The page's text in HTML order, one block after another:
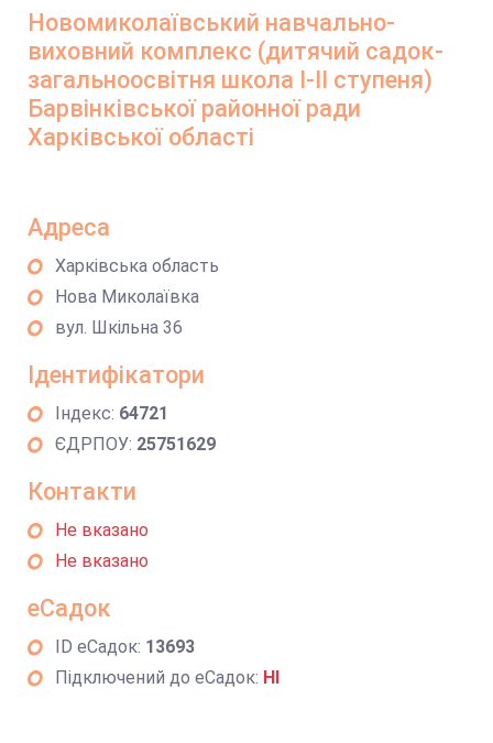
Новомиколаївський навчально-
виховний комплекс (дитячий садок-
загальноосвітня школа І-ІІ ступеня)
Барвінківської районної ради
Харківської області
Адреса
Харківська область
Нова Миколаївка
вул. Шкільна 36
Ідентифікатори
Індекс: 64721
ЄДРПОУ: 25751629
Контакти
Не вказано
Не вказано
еСадок
ID еСадок: 13693
Підключений до еСадок: НІ